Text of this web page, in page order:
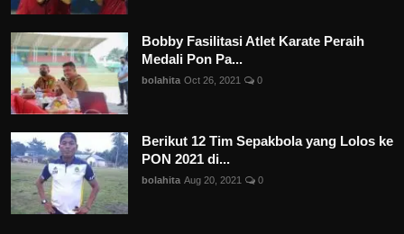
Bobby Fasilitasi Atlet Karate Peraih
Medali Pon Pa...
bolahita Oct 26, 2021 0
Berikut 12 Tim Sepakbola yang Lolos ke
PON 2021 di...
bolahita Aug 20, 2021 0